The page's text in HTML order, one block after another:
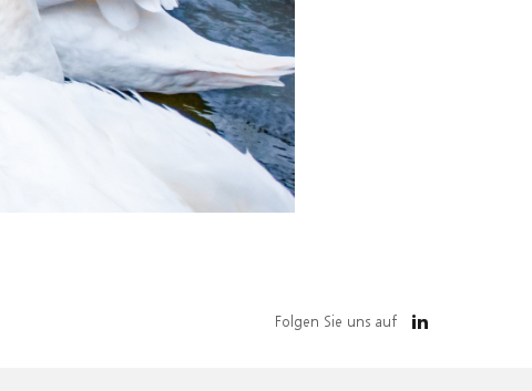
Folgen Sie uns auf